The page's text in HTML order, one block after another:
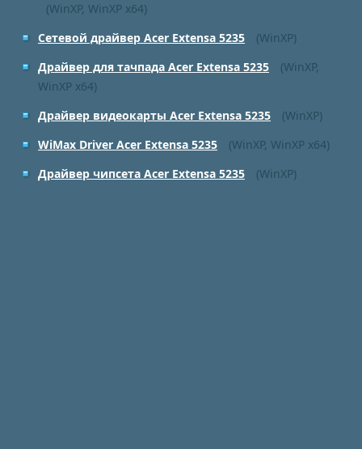
(WinXP, WinXP x64)
Сетевой драйвер Acer Extensa 5235
(WinXP)
Драйвер для тачпада Acer Extensa 5235
(WinXP,
WinXP x64)
Драйвер видеокарты Acer Extensa 5235
(WinXP)
WiMax Driver Acer Extensa 5235
(WinXP, WinXP x64)
Драйвер чипсета Acer Extensa 5235
(WinXP)